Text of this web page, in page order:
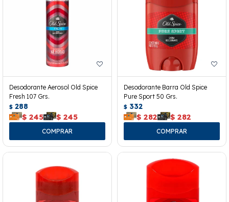
Desodorante Aerosol Old Spice
Fresh 107 Grs.
$ 288
$ 245 $ 245
Desodorante Barra Old Spice
Pure Sport 50 Grs.
$ 332
$ 282 $ 282